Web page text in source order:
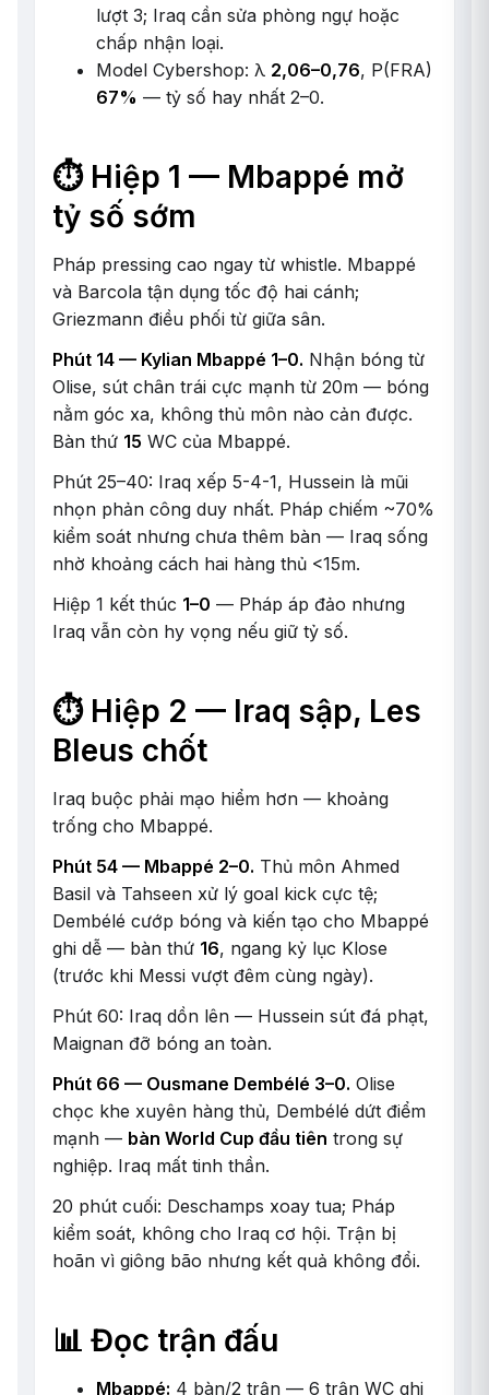
lượt 3; Iraq cần sửa phòng ngự hoặc
chấp nhận loại.
Model Cybershop: λ 2,06–0,76, P(FRA)
67% — tỷ số hay nhất 2–0.
⏱️ Hiệp 1 — Mbappé mở
tỷ số sớm
Pháp pressing cao ngay từ whistle. Mbappé
và Barcola tận dụng tốc độ hai cánh;
Griezmann điều phối từ giữa sân.
Phút 14 — Kylian Mbappé 1–0. Nhận bóng từ
Olise, sút chân trái cực mạnh từ 20m — bóng
nằm góc xa, không thủ môn nào cản được.
Bàn thứ 15 WC của Mbappé.
Phút 25–40: Iraq xếp 5-4-1, Hussein là mũi
nhọn phản công duy nhất. Pháp chiếm ~70%
kiểm soát nhưng chưa thêm bàn — Iraq sống
nhờ khoảng cách hai hàng thủ <15m.
Hiệp 1 kết thúc 1–0 — Pháp áp đảo nhưng
Iraq vẫn còn hy vọng nếu giữ tỷ số.
⏱️ Hiệp 2 — Iraq sập, Les
Bleus chốt
Iraq buộc phải mạo hiểm hơn — khoảng
trống cho Mbappé.
Phút 54 — Mbappé 2–0. Thủ môn Ahmed
Basil và Tahseen xử lý goal kick cực tệ;
Dembélé cướp bóng và kiến tạo cho Mbappé
ghi dễ — bàn thứ 16, ngang kỷ lục Klose
(trước khi Messi vượt đêm cùng ngày).
Phút 60: Iraq dồn lên — Hussein sút đá phạt,
Maignan đỡ bóng an toàn.
Phút 66 — Ousmane Dembélé 3–0. Olise
chọc khe xuyên hàng thủ, Dembélé dứt điểm
mạnh — bàn World Cup đầu tiên trong sự
nghiệp. Iraq mất tinh thần.
20 phút cuối: Deschamps xoay tua; Pháp
kiểm soát, không cho Iraq cơ hội. Trận bị
hoãn vì giông bão nhưng kết quả không đổi.
📊 Đọc trận đấu
Mbappé: 4 bàn/2 trận — 6 trận WC ghi